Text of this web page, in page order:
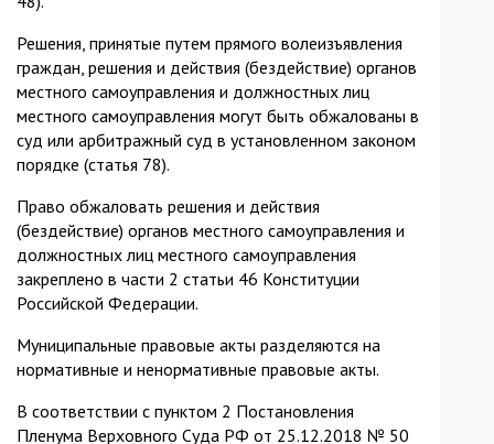
Решения, принятые путем прямого волеизъявления
граждан, решения и действия (бездействие) органов
местного самоуправления и должностных лиц
местного самоуправления могут быть обжалованы в
суд или арбитражный суд в установленном законом
порядке (статья 78).
Право обжаловать решения и действия
(бездействие) органов местного самоуправления и
должностных лиц местного самоуправления
закреплено в части 2 статьи 46 Конституции
Российской Федерации.
Муниципальные правовые акты разделяются на
нормативные и ненормативные правовые акты.
В соответствии с пунктом 2 Постановления
Пленума Верховного Суда РФ от 25.12.2018 № 50